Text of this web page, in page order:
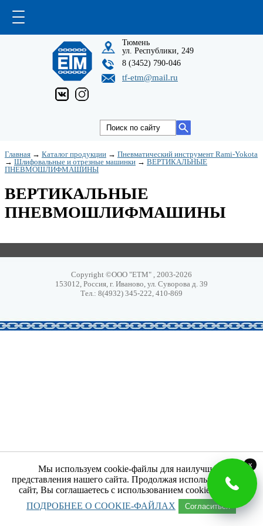
Тюмень
ул. Республики, 249
8 (3452) 790-046
tf-etm@mail.ru
Главная → Каталог продукции → Пневматический инструмент Rami-Yokota
→ Шлифовальные и отрезные машинки → ВЕРТИКАЛЬНЫЕ
ПНЕВМОШЛИФМАШИНЫ
ВЕРТИКАЛЬНЫЕ
ПНЕВМОШЛИФМАШИНЫ
Copyright ©ООО "ЕТМ" , 2003-2026
153012, Россия, г. Иваново, ул. Суворова д. 39
Тел.: 8(4932) 345-222, 410-869
Мы используем cookie-файлы для наилучшего
представления нашего сайта. Продолжая использовать наш
сайт, Вы соглашаетесь с использованием cookie-файлов.
ПОДРОБНЕЕ О COOKIE-ФАЙЛАХ
Согласиться
x